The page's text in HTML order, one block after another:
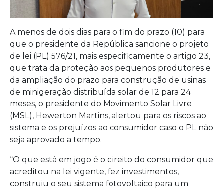
A menos de dois dias para o fim do prazo (10) para
que o presidente da República sancione o projeto
de lei (PL) 576/21, mais especificamente o artigo 23,
que trata da proteção aos pequenos produtores e
da ampliação do prazo para construção de usinas
de minigeração distribuída solar de 12 para 24
meses, o presidente do Movimento Solar Livre
(MSL), Hewerton Martins, alertou para os riscos ao
sistema e os prejuízos ao consumidor caso o PL não
seja aprovado a tempo.
“O que está em jogo é o direito do consumidor que
acreditou na lei vigente, fez investimentos,
construiu o seu sistema fotovoltaico para um